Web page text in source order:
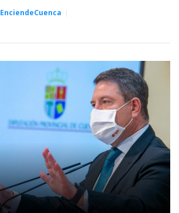
EnciendeCuenca